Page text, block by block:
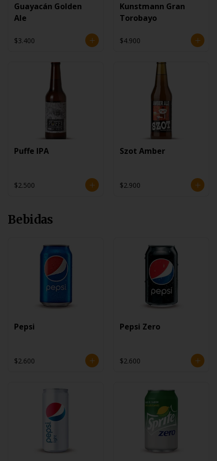
Guayacán Golden
Ale
$3.400
Kunstmann Gran
Torobayo
$4.900
Puffe IPA
$2.500
Szot Amber
$2.900
Bebidas
Pepsi
$2.600
Pepsi Zero
$2.600